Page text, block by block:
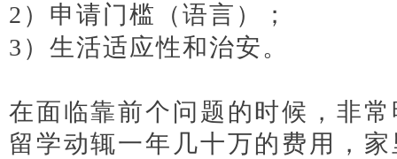
2）申请门槛（语言）；
3）生活适应性和治安。
在面临靠前个问题的时候，非
留学动辄一年几十万的费用，